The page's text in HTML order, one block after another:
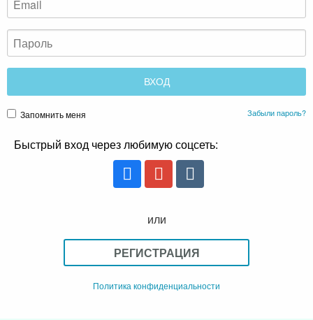
Запомнить меня Забыли пароль?
Быстрый вход через любимую соцсеть:
или
РЕГИСТРАЦИЯ
Политика конфиденциальности